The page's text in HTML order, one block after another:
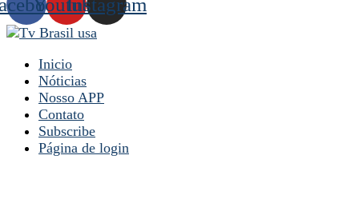
YoutubeInstagram
Inicio
Nóticias
Nosso APP
Contato
Subscribe
Página de login